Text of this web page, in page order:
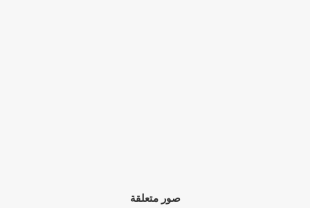
صور متعلقة